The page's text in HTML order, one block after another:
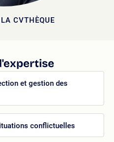
CVTHÈQUE
et gestion des
conflictuelles